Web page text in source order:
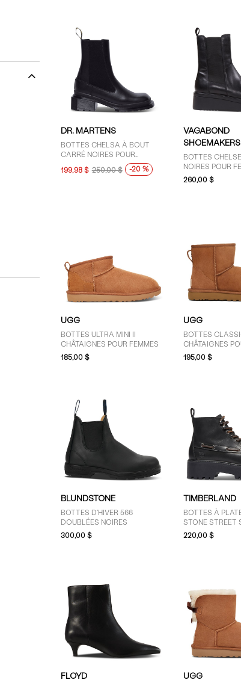
DR. MARTENS
BOTTES CHELSA À BOUT
CARRÉ NOIRES POUR
FEMMES
199,98 $ 250,00 $ -20 %
VAGABOND
SHOEMAKERS
BOTTES
NOIRES POUR
260,00 $
UGG
BOTTES ULTRA MINI II
CHÂTAIGNES POUR FEMMES
185,00 $
UGG
BOTTES
CHÂTAIGNES
195,00 $
BLUNDSTONE
BOTTES D'HIVER 566
DOUBLÉES NOIRES
300,00 $
TIMBERLAND
BOTTES À
STONE STREET
ŒILLETS
FEMMES
220,00 $
FLOYD UGG